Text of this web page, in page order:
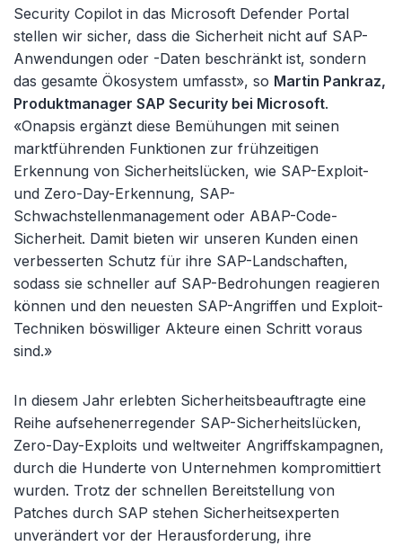
Security Copilot in das Microsoft Defender Portal
stellen wir sicher, dass die Sicherheit nicht auf SAP-
Anwendungen oder -Daten beschränkt ist, sondern
das gesamte Ökosystem umfasst», so Martin Pankraz,
Produktmanager SAP Security bei Microsoft.
«Onapsis ergänzt diese Bemühungen mit seinen
marktführenden Funktionen zur frühzeitigen
Erkennung von Sicherheitslücken, wie SAP-Exploit-
und Zero-Day-Erkennung, SAP-
Schwachstellenmanagement oder ABAP-Code-
Sicherheit. Damit bieten wir unseren Kunden einen
verbesserten Schutz für ihre SAP-Landschaften,
sodass sie schneller auf SAP-Bedrohungen reagieren
können und den neuesten SAP-Angriffen und Exploit-
Techniken böswilliger Akteure einen Schritt voraus
sind.»
In diesem Jahr erlebten Sicherheitsbeauftragte eine
Reihe aufsehenerregender SAP-Sicherheitslücken,
Zero-Day-Exploits und weltweiter Angriffskampagnen,
durch die Hunderte von Unternehmen kompromittiert
wurden. Trotz der schnellen Bereitstellung von
Patches durch SAP stehen Sicherheitsexperten
unverändert vor der Herausforderung, ihre